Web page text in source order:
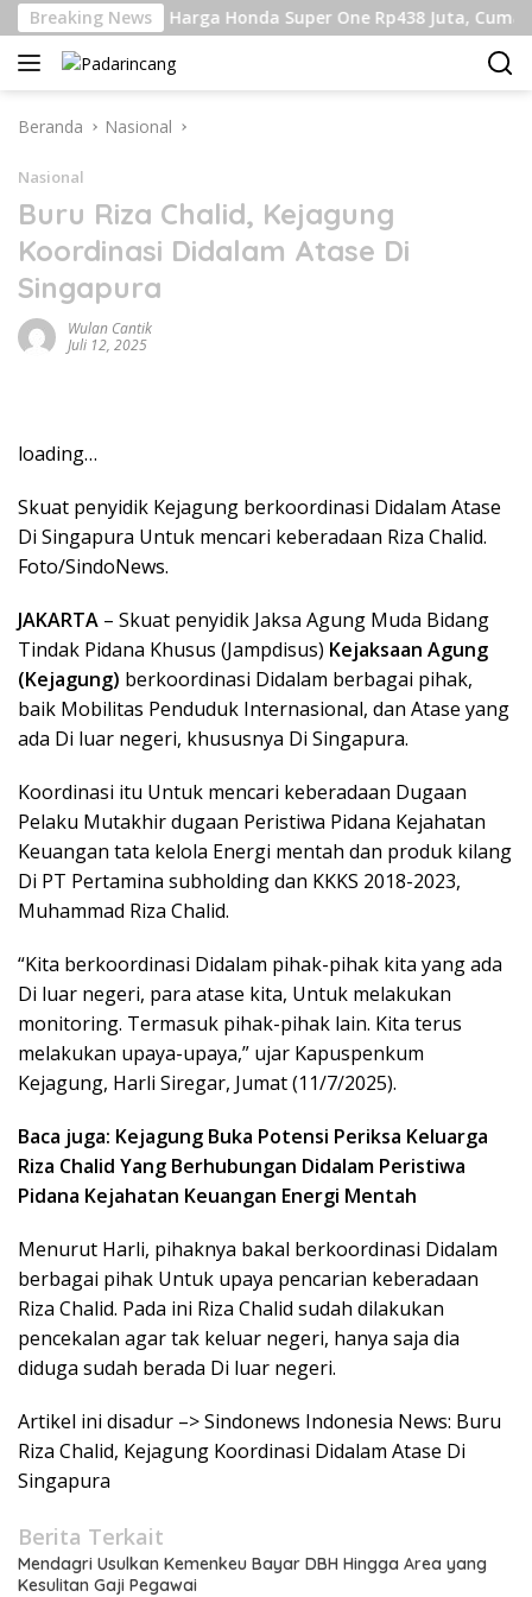
Langsung
ke
konten
Breaking NewsHarga Honda Super One Rp438 Juta, Cuma 100
Beranda Nasional
Nasional
Buru Riza Chalid, Kejagung
Koordinasi Didalam Atase Di
Singapura
Wulan Cantik
Juli 12, 2025
loading…
Skuat penyidik Kejagung berkoordinasi Didalam Atase
Di Singapura Untuk mencari keberadaan Riza Chalid.
Foto/SindoNews.
JAKARTA – Skuat penyidik Jaksa Agung Muda Bidang
Tindak Pidana Khusus (Jampdisus) Kejaksaan Agung
(Kejagung) berkoordinasi Didalam berbagai pihak,
baik Mobilitas Penduduk Internasional, dan Atase yang
ada Di luar negeri, khususnya Di Singapura.
Koordinasi itu Untuk mencari keberadaan Dugaan
Pelaku Mutakhir dugaan Peristiwa Pidana Kejahatan
Keuangan tata kelola Energi mentah dan produk kilang
Di PT Pertamina subholding dan KKKS 2018-2023,
Muhammad Riza Chalid.
“Kita berkoordinasi Didalam pihak-pihak kita yang ada
Di luar negeri, para atase kita, Untuk melakukan
monitoring. Termasuk pihak-pihak lain. Kita terus
melakukan upaya-upaya,” ujar Kapuspenkum
Kejagung, Harli Siregar, Jumat (11/7/2025).
Baca juga: Kejagung Buka Potensi Periksa Keluarga
Riza Chalid Yang Berhubungan Didalam Peristiwa
Pidana Kejahatan Keuangan Energi Mentah
Menurut Harli, pihaknya bakal berkoordinasi Didalam
berbagai pihak Untuk upaya pencarian keberadaan
Riza Chalid. Pada ini Riza Chalid sudah dilakukan
pencekalan agar tak keluar negeri, hanya saja dia
diduga sudah berada Di luar negeri.
Artikel ini disadur –> Sindonews Indonesia News: Buru
Riza Chalid, Kejagung Koordinasi Didalam Atase Di
Singapura
Berita Terkait
Mendagri Usulkan Kemenkeu Bayar DBH Hingga Area yang
Kesulitan Gaji Pegawai